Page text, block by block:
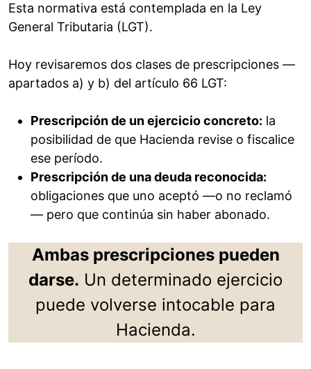
Esta normativa está contemplada en la Ley
General Tributaria (LGT).
Hoy revisaremos dos clases de prescripciones —
apartados a) y b) del artículo 66 LGT:
Prescripción de un ejercicio concreto: la
posibilidad de que Hacienda revise o fiscalice
ese período.
Prescripción de una deuda reconocida:
obligaciones que uno aceptó —o no reclamó
— pero que continúa sin haber abonado.
Ambas prescripciones pueden
darse. Un determinado ejercicio
puede volverse intocable para
Hacienda.